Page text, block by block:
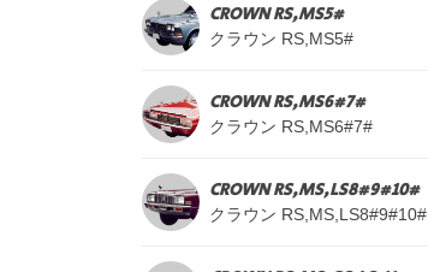
CROWN RS,MS5#
クラウン RS,MS5#
CROWN RS,MS6#7#
クラウン RS,MS6#7#
CROWN RS,MS,LS8#9#10#
クラウン RS,MS,LS8#9#10#